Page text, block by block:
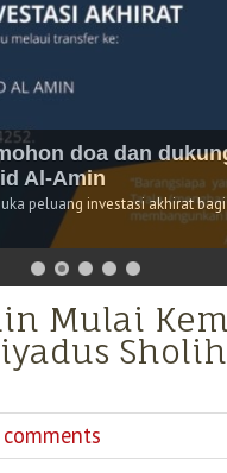
doa dan
Al-Amin
peluang investasi akhirat
Mulai